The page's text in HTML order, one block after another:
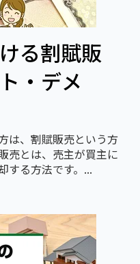
る割賦販
・デメ
は、割賦販売という方
売とは、売主が買主に
する方法です。...